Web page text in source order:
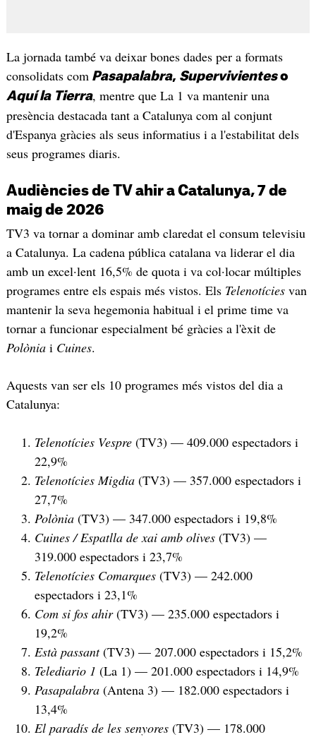
La jornada també va deixar bones dades per a formats
consolidats com Pasapalabra, Supervivienteso
Aquí la Tierra, mentre que La 1 va mantenir una
presència destacada tant a Catalunya com al conjunt
d'Espanya gràcies als seus informatius i a l'estabilitat dels
seus programes diaris.
Audiències de TV ahir a Catalunya, 7 de
maig de 2026
TV3 va tornar a dominar amb claredat el consum televisiu
a Catalunya. La cadena pública catalana va liderar el dia
amb un excel·lent 16,5% de quota i va col·locar múltiples
programes entre els espais més vistos. Els Telenotíciesvan
mantenir la seva hegemonia habitual i el prime time va
tornar a funcionar especialment bé gràcies a l'èxit de
Polòniai Cuines.
Aquests van ser els 10 programes més vistos del dia a
Catalunya:
Telenotícies Vespre(TV3) — 409.000 espectadors i
22,9%
Telenotícies Migdia(TV3) — 357.000 espectadors i
27,7%
Polònia(TV3) — 347.000 espectadors i 19,8%
Cuines / Espatlla de xai amb olives(TV3) —
319.000 espectadors i 23,7%
Telenotícies Comarques(TV3) — 242.000
espectadors i 23,1%
Com si fos ahir(TV3) — 235.000 espectadors i
19,2%
Està passant(TV3) — 207.000 espectadors i 15,2%
Telediario 1 (La 1) — 201.000 espectadors i 14,9%
Pasapalabra(Antena 3) — 182.000 espectadors i
13,4%
El paradís de les senyores(TV3) — 178.000